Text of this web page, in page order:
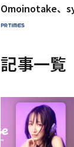
Omoinotake、
EWS、宝鐘マリ
記事一覧